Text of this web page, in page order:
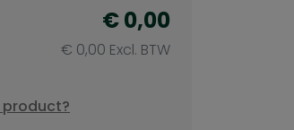
€0,00
€ 0,00 Excl. BTW